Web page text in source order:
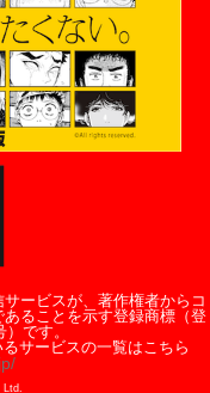
ービスが、著作権者からコ
ることを示す登録商標（登
です。
サービスの一覧はこちら
Ltd.